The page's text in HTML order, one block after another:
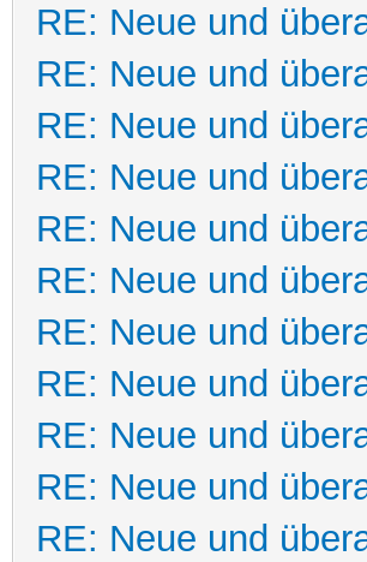
RE: Neue und
RE: Neue und
RE: Neue und
RE: Neue und
RE: Neue und
RE: Neue und
RE: Neue und
RE: Neue und
RE: Neue und
RE: Neue und
RE: Neue und